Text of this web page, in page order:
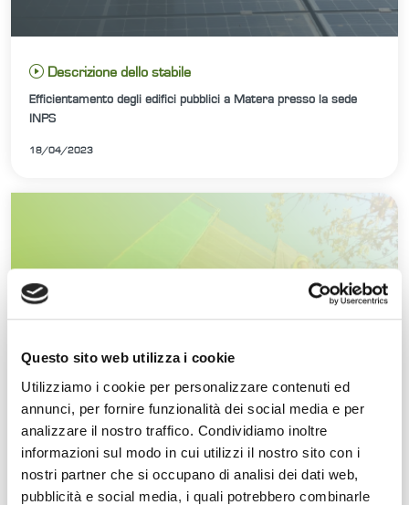
Questo sito web utilizza i cookie
Utilizziamo i cookie per personalizzare contenuti ed
annunci, per fornire funzionalità dei social media e per
analizzare il nostro traffico. Condividiamo inoltre
informazioni sul modo in cui utilizzi il nostro sito con i
nostri partner che si occupano di analisi dei dati web,
pubblicità e social media, i quali potrebbero combinarle
Descrizione dello stabile
Efficientamento degli edifici pubblici a Matera presso la sede
INPS
18/04/2023